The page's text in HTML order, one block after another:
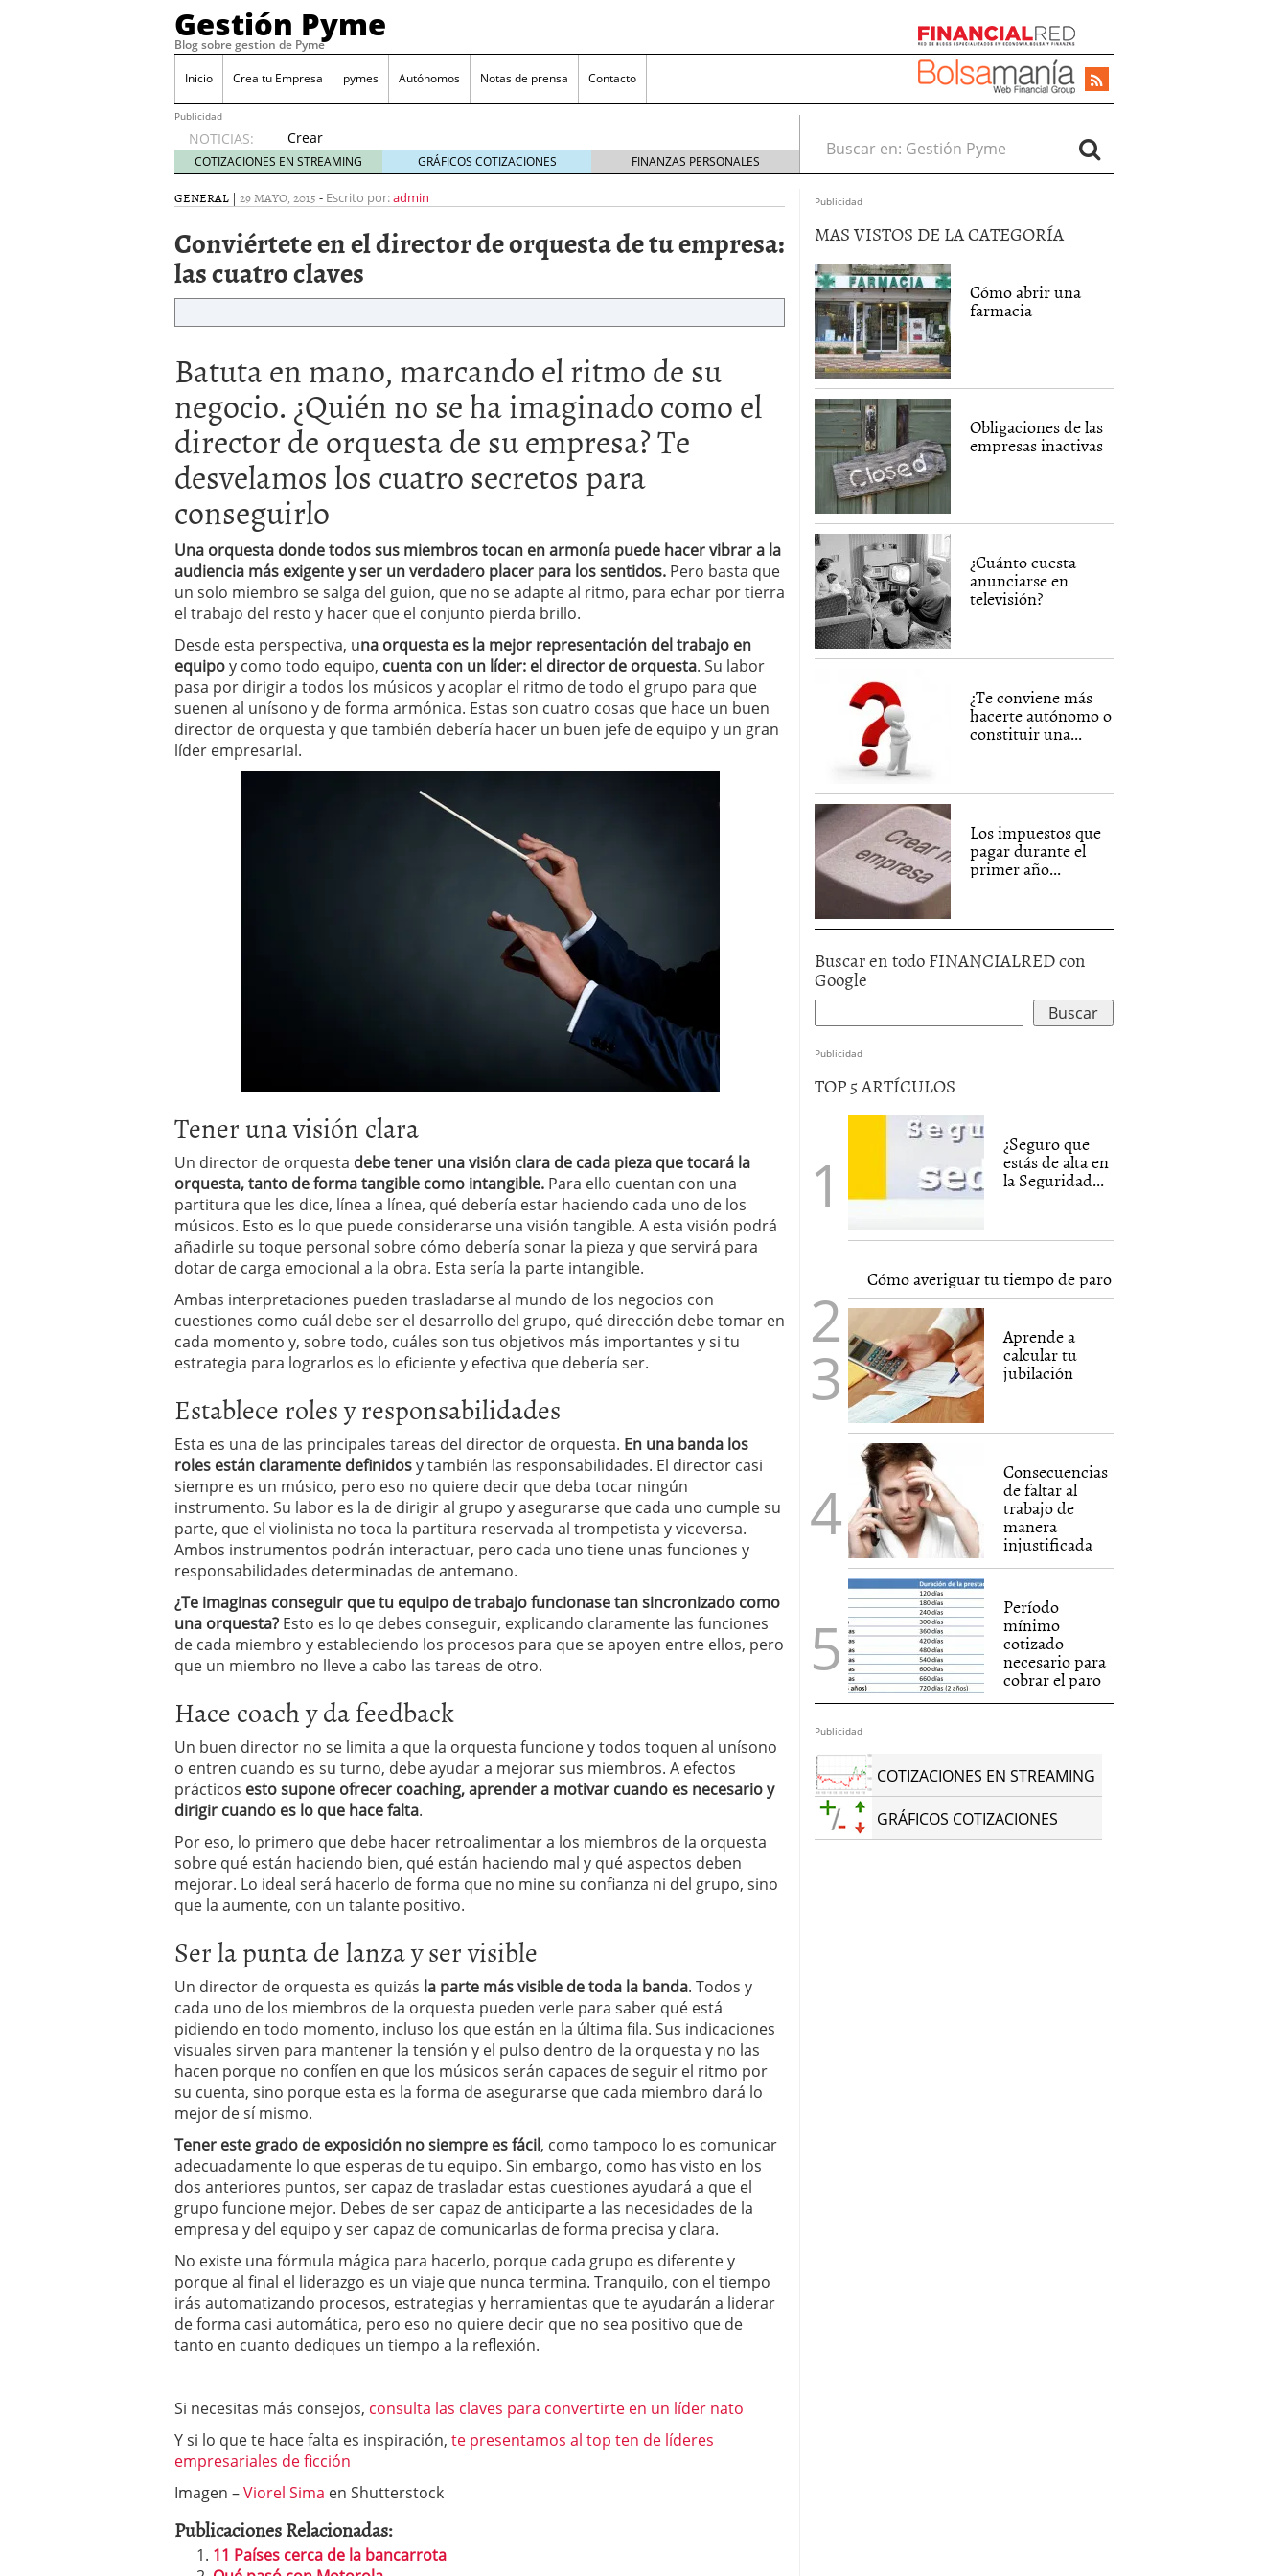
Gestión Pyme
Blog sobre gestion de Pyme
Inicio Crea tu Empresa pymes Autónomos Notas de prensa Contacto
Publicidad
NOTICIAS:
Crear
empresa
online vs
proceso
ventajas
reales
para
2026
septiembre 4, 2025
Cómo convertir tu negocio en un ecommerce exitoso junio 20, 2025
Los CRM: Impulsores de la Transformación Empresarial mayo 14, 2025
Reubicación internacional: guía rápida para trasladar empleados sin
errores abril 10, 2025
COTIZACIONES EN STREAMING GRÁFICOS COTIZACIONES FINANZAS PERSONALES
Buscar en:
GENERAL | 29 MAYO, 2015 - Escrito por:admin
Conviértete en el director de orquesta de tu empresa:
las cuatro claves
Batuta en mano, marcando el ritmo de su
negocio. ¿Quién no se ha imaginado como el
director de orquesta de su empresa? Te
desvelamos los cuatro secretos para
conseguirlo
Una orquesta donde todos sus miembros tocan en armonía puede hacer vibrar a la
audiencia más exigente y ser un verdadero placer para los sentidos. Pero basta que
un solo miembro se salga del guion, que no se adapte al ritmo, para echar por tierra
el trabajo del resto y hacer que el conjunto pierda brillo.
Desde esta perspectiva, una orquesta es la mejor representación del trabajo en
equipoy como todo equipo, cuenta con un líder: el director de orquesta. Su labor
pasa por dirigir a todos los músicos y acoplar el ritmo de todo el grupo para que
suenen al unísono y de forma armónica. Estas son cuatro cosas que hace un buen
director de orquesta y que también debería hacer un buen jefe de equipo y un gran
líder empresarial.
Tener una visión clara
Un director de orquesta debe tener una visión clara de cada pieza que tocará la
orquesta, tanto de forma tangible como intangible. Para ello cuentan con una
partitura que les dice, línea a línea, qué debería estar haciendo cada uno de los
músicos. Esto es lo que puede considerarse una visión tangible. A esta visión podrá
añadirle su toque personal sobre cómo debería sonar la pieza y que servirá para
dotar de carga emocional a la obra. Esta sería la parte intangible.
Ambas interpretaciones pueden trasladarse al mundo de los negocios con
cuestiones como cuál debe ser el desarrollo del grupo, qué dirección debe tomar en
cada momento y, sobre todo, cuáles son tus objetivos más importantes y si tu
estrategia para lograrlos es lo eficiente y efectiva que debería ser.
Establece roles y responsabilidades
Esta es una de las principales tareas del director de orquesta. En una banda los
roles están claramente definidosy también las responsabilidades. El director casi
siempre es un músico, pero eso no quiere decir que deba tocar ningún
instrumento. Su labor es la de dirigir al grupo y asegurarse que cada uno cumple su
parte, que el violinista no toca la partitura reservada al trompetista y viceversa.
Ambos instrumentos podrán interactuar, pero cada uno tiene unas funciones y
responsabilidades determinadas de antemano.
¿Te imaginas conseguir que tu equipo de trabajo funcionase tan sincronizado como
una orquesta? Esto es lo qe debes conseguir, explicando claramente las funciones
de cada miembro y estableciendo los procesos para que se apoyen entre ellos, pero
que un miembro no lleve a cabo las tareas de otro.
Hace coach y da feedback
Un buen director no se limita a que la orquesta funcione y todos toquen al unísono
o entren cuando es su turno, debe ayudar a mejorar sus miembros. A efectos
prácticos esto supone ofrecer coaching, aprender a motivar cuando es necesario y
dirigir cuando es lo que hace falta.
Por eso, lo primero que debe hacer retroalimentar a los miembros de la orquesta
sobre qué están haciendo bien, qué están haciendo mal y qué aspectos deben
mejorar. Lo ideal será hacerlo de forma que no mine su confianza ni del grupo, sino
que la aumente, con un talante positivo.
Ser la punta de lanza y ser visible
Un director de orquesta es quizás la parte más visible de toda la banda. Todos y
cada uno de los miembros de la orquesta pueden verle para saber qué está
pidiendo en todo momento, incluso los que están en la última fila. Sus indicaciones
visuales sirven para mantener la tensión y el pulso dentro de la orquesta y no las
hacen porque no confíen en que los músicos serán capaces de seguir el ritmo por
su cuenta, sino porque esta es la forma de asegurarse que cada miembro dará lo
mejor de sí mismo.
Tener este grado de exposición no siempre es fácil, como tampoco lo es comunicar
adecuadamente lo que esperas de tu equipo. Sin embargo, como has visto en los
dos anteriores puntos, ser capaz de trasladar estas cuestiones ayudará a que el
grupo funcione mejor. Debes de ser capaz de anticiparte a las necesidades de la
empresa y del equipo y ser capaz de comunicarlas de forma precisa y clara.
No existe una fórmula mágica para hacerlo, porque cada grupo es diferente y
porque al final el liderazgo es un viaje que nunca termina. Tranquilo, con el tiempo
irás automatizando procesos, estrategias y herramientas que te ayudarán a liderar
de forma casi automática, pero eso no quiere decir que no sea positivo que de
tanto en cuanto dediques un tiempo a la reflexión.
Si necesitas más consejos, consulta las claves para convertirte en un líder nato
Y si lo que te hace falta es inspiración, te presentamos al top ten de líderes
empresariales de ficción
Imagen –Viorel Sima en Shutterstock
Publicaciones Relacionadas:
11 Países cerca de la bancarrota
Publicidad
MAS VISTOS DE LA CATEGORÍA
Cómo abrir una
farmacia
Obligaciones de las
empresas inactivas
¿Cuánto cuesta
anunciarse en
televisión?
¿Te conviene más
hacerte autónomo o
constituir una...
Los impuestos que
pagar durante el
primer año...
Buscar en todo FINANCIALRED con
Google
Publicidad
TOP 5 ARTÍCULOS
¿Seguro que
estás de alta en
la Seguridad...
Cómo averiguar tu tiempo de paro
Aprende a
calcular tu
jubilación
Consecuencias
de faltar al
trabajo de
manera
injustificada
Período
mínimo
cotizado
necesario para
cobrar el paro
Publicidad
COTIZACIONES EN STREAMING
GRÁFICOS COTIZACIONES